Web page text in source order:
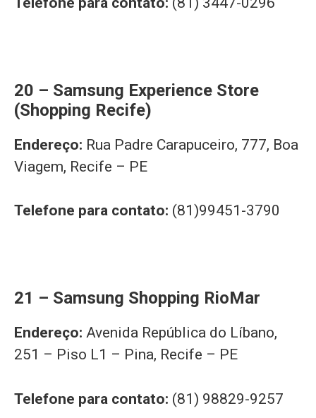
20 – Samsung Experience Store
(Shopping Recife)
Endereço: Rua Padre Carapuceiro, 777, Boa
Viagem, Recife – PE
Telefone para contato: (81)99451-3790
21 – Samsung Shopping RioMar
Endereço: Avenida República do Líbano,
251 – Piso L1 – Pina, Recife – PE
Telefone para contato: (81) 98829-9257